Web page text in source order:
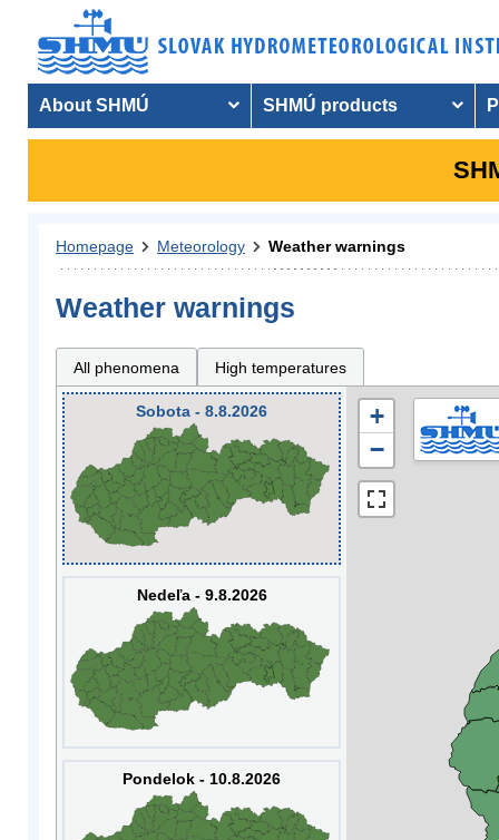
About SHMÚ SHMÚ products
Homepage Meteorology Weather warnings
Weather warnings
All phenomena High temperatures
Sobota - 8.8.2026
Nedeľa - 9.8.2026
Pondelok - 10.8.2026
+
−